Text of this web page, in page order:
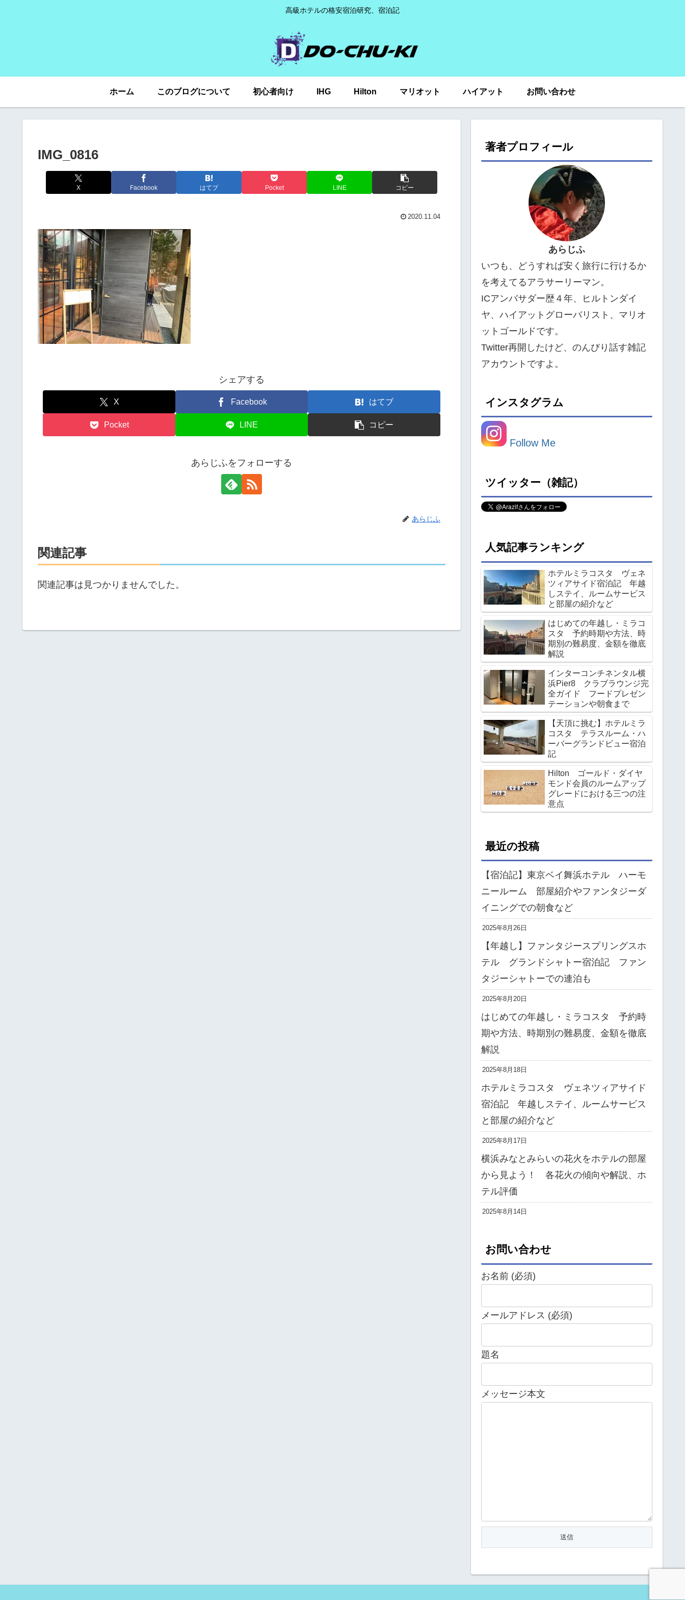
高級ホテルの格安宿泊研究、宿泊記
ホーム このブログについて 初心者向け IHG Hilton マリオット ハイアット お問い合わせ
IMG_0816
X Facebook はてブ Pocket LINE コピー
2020.11.04
シェアする
X Facebook はてブ
Pocket LINE コピー
あらじふをフォローする
あらじふ
関連記事
関連記事は見つかりませんでした。
著者プロフィール
あらじふ
いつも、どうすれば安く旅行に行けるか
を考えてるアラサーリーマン。
ICアンバサダー歴４年、ヒルトンダイ
ヤ、ハイアットグローバリスト、マリオ
ットゴールドです。
Twitter再開したけど、のんびり話す雑記
アカウントですよ。
インスタグラム
Follow Me
ツイッター（雑記）
人気記事ランキング
ホテルミラコスタ ヴェネ
ツィアサイド宿泊記 年越
しステイ、ルームサービス
と部屋の紹介など
はじめての年越し・ミラコ
スタ 予約時期や方法、時
期別の難易度、金額を徹底
解説
インターコンチネンタル横
浜Pier8 クラブラウンジ完
全ガイド フードプレゼン
テーションや朝食まで
【天頂に挑む】ホテルミラ
コスタ テラスルーム・ハ
ーバーグランドビュー宿泊
記
Hilton ゴールド・ダイヤ
モンド会員のルームアップ
グレードにおける三つの注
意点
最近の投稿
【宿泊記】東京ベイ舞浜ホテル ハーモ
ニールーム 部屋紹介やファンタジーダ
イニングでの朝食など
2025年8月26日
【年越し】ファンタジースプリングスホ
テル グランドシャトー宿泊記 ファン
タジーシャトーでの連泊も
2025年8月20日
はじめての年越し・ミラコスタ 予約時
期や方法、時期別の難易度、金額を徹底
解説
2025年8月18日
ホテルミラコスタ ヴェネツィアサイド
宿泊記 年越しステイ、ルームサービス
と部屋の紹介など
2025年8月17日
横浜みなとみらいの花火をホテルの部屋
から見よう！ 各花火の傾向や解説、ホ
テル評価
2025年8月14日
お問い合わせ
お名前 (必須)
メールアドレス (必須)
題名
メッセージ本文